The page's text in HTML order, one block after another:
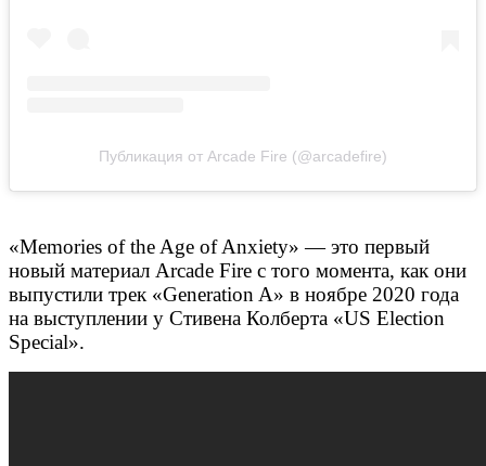
Публикация от Arcade Fire (@arcadefire)
«Memories of the Age of Anxiety» — это первый
новый материал Arcade Fire с того момента, как они
выпустили трек «Generation A» в ноябре 2020 года
на выступлении у Стивена Колберта «US Election
Special».